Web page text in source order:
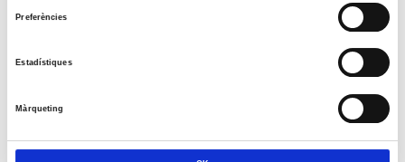
Preferències
Estadístiques
Màrqueting